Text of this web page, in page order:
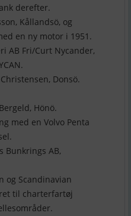
derefter.
Kållandsö, og
en ny motor i 1951.
AB Fri/Curt Nycander,
Donsö.
Hönö.
med en Volvo Penta
Bunkrings AB,
og Scandinavian
til charterfartøj